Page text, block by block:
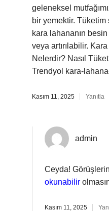
geleneksel
bir yemektir.
kara lahananın
veya artırılabilir.
Nelerdir? Nasıl
Trendyol kara-
Kasım 11, 2025 Yanıtla
admin
Ceyda!
okunabilir
Kasım 11, 2025